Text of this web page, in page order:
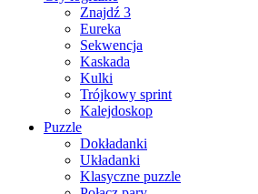
Znajdź 3
Eureka
Sekwencja
Kaskada
Kulki
Trójkowy sprint
Kalejdoskop
Puzzle
Dokładanki
Układanki
Klasyczne puzzle